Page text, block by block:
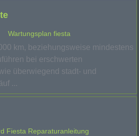
Wartungsplan fiesta
km, beziehungsweise mindestens
bei erschwerten
überwiegend stadt- und
...
Fiesta Reparaturanleitung